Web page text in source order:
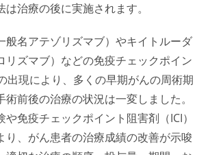
治療の後に実施されます。
般名アテゾリズマブ）やキイトルーダ
リズマブ）などの免疫チェックポイン
出現により、多くの早期がんの周術期
前後の治療の状況は一変しました。
免疫チェックポイント阻害剤（ICI）
り、がん患者の治療成績の改善が示唆